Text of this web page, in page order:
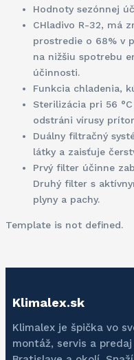
Hodnoty sezónnej
CHladivo R-32, má
prostredie o 68% v
na nižšiu spotrebu
účinnosti.
Funkcia chladenia,
Sterilizácia pri 56
odstráni vírusy
Duálny filtračný
látky a zaisťuje
Prvý filter účinne
Druhý filter s
plyny a pachy.
Template is not defined.
Klimalex.sk
Klimalex je špička vo
montáž, servis a